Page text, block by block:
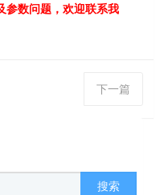
参数问题，欢迎联系我
下一篇
搜索